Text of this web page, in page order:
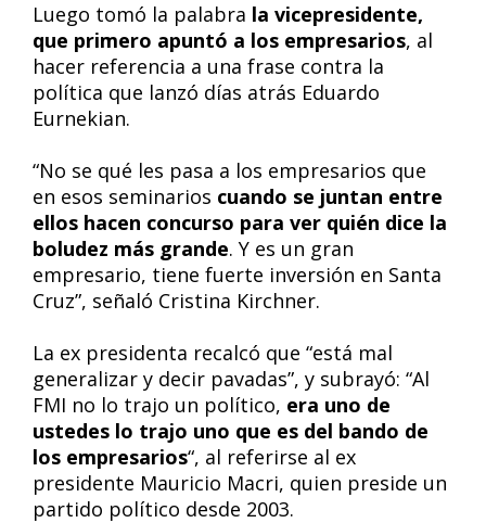
Luego tomó la palabra la vicepresidente,
que primero apuntó a los empresarios, al
hacer referencia a una frase contra la
política que lanzó días atrás Eduardo
Eurnekian.
“No se qué les pasa a los empresarios que
en esos seminarios cuando se juntan entre
ellos hacen concurso para ver quién dice la
boludez más grande. Y es un gran
empresario, tiene fuerte inversión en Santa
Cruz”, señaló Cristina Kirchner.
La ex presidenta recalcó que “está mal
generalizar y decir pavadas”, y subrayó: “Al
FMI no lo trajo un político, era uno de
ustedes lo trajo uno que es del bando de
los empresarios“, al referirse al ex
presidente Mauricio Macri, quien preside un
partido político desde 2003.